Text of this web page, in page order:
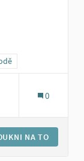
0
NA TO